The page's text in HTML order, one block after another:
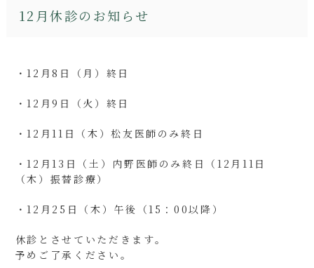
12月休診のお知らせ
・12月8日（月）終日
・12月9日（火）終日
・12月11日（木）松友医師のみ終日
・12月13日（土）内野医師のみ終日（12月11日
（木）振替診療）
・12月25日（木）午後（15：00以降）
休診とさせていただきます。
予めご了承ください。